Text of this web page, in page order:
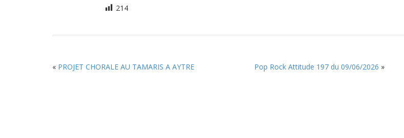
214
« PROJET CHORALE AU TAMARIS A AYTRE Pop Rock Attitude 197 du 09/06/2026 »